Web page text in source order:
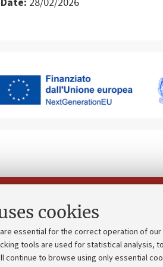
cookies
essential for the correct operation of
tools are used for statistical analysis,
continue to browse using only essential
Strategic plan